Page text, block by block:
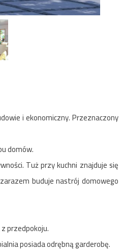
i ekonomiczny. Przeznaczony
domów.
Tuż przy kuchni znajduje się
buduje nastrój domowego
przedpokoju.
posiada odrębną garderobę.